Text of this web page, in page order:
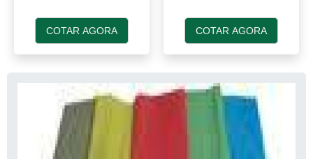
COTAR AGORA COTAR AGORA